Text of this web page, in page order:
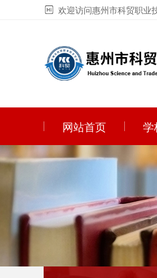
欢迎访问惠州市科贸职业
网站首页 学